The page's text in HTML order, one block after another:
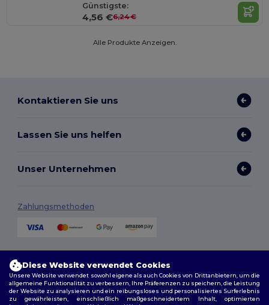
Günstigste:
4,56 €6,24 €
Alle Produkte Anzeigen.
Kontaktieren Sie uns
Lassen Sie uns helfen
Unser Unternehmen
Zahlungsmethoden
Diese Website verwendet Cookies
Unsere Website verwendet sowohl eigene als auch Cookies von Drittanbietern, um die
allgemeine Funktionalität zu verbessern, Ihre Präferenzen zu speichern, die Leistung
der Website zu analysieren und ein reibungsloses und personalisiertes Surferlebnis
zu gewährleisten, einschließlich maßgeschneidertem Inhalt, optimierten